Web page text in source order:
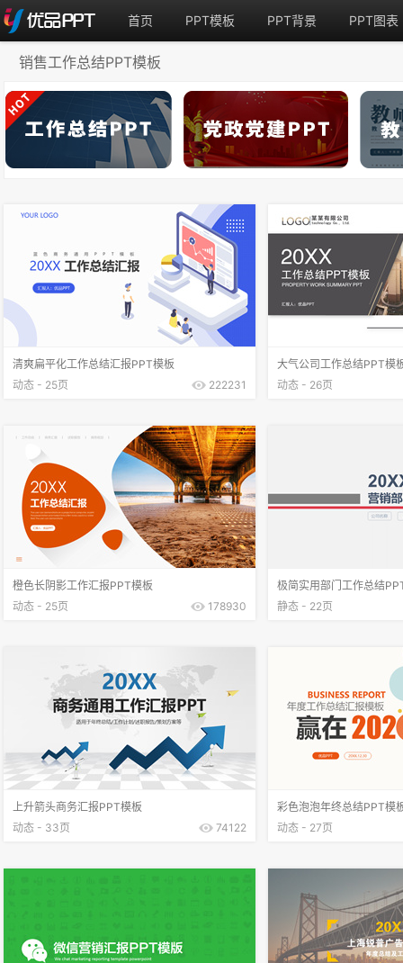
首页 PPT模板 PPT背景 PPT图表
销售工作总结PPT模板
清爽扁平化工作总结汇报PPT模板
动态 - 25页
222231
大气公司工作总结PPT模
动态 - 26页
橙色长阴影工作汇报PPT模板
动态 - 25页
178930
极简实用部门工作总结
静态 - 22页
上升箭头商务汇报PPT模板
动态 - 33页
74122
彩色泡泡年终总结PPT模
动态 - 27页